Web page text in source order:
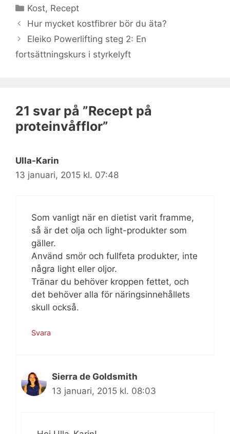
Kategorier
Kost, Recept
Hur mycket kostfibrer bör du äta?
Eleiko Powerlifting steg 2: En
fortsättningskurs i styrkelyft
21 svar på ”Recept på
proteinvåfflor”
Ulla-Karin
13 januari, 2015 kl. 07:48
Som vanligt när en dietist varit framme,
så är det olja och light-produkter som
gäller.
Använd smör och fullfeta produkter, inte
några light eller oljor.
Tränar du behöver kroppen fettet, och
det behöver alla för näringsinnehållets
skull också.
Svara
Sierra de Goldsmith
13 januari, 2015 kl. 08:03